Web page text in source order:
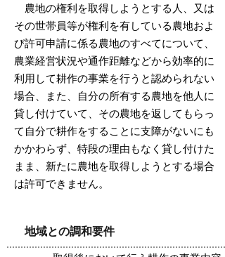
農地の権利を取得しようとする人、又は
その世帯員等が権利を有している農地およ
び許可申請に係る農地のすべてについて、
農業経営状況や通作距離などから効率的に
利用して耕作の事業を行うと認められない
場合、また、自分の所有する農地を他人に
貸し付けていて、その農地を返してもらっ
て自分で耕作をすることに支障がないにも
かかわらず、特段の理由もなく貸し付けた
まま、新たに農地を取得しようとする場合
は許可できません。
地域との調和要件